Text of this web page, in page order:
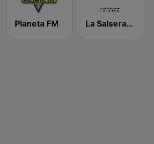
Planeta FM La Salsera FM